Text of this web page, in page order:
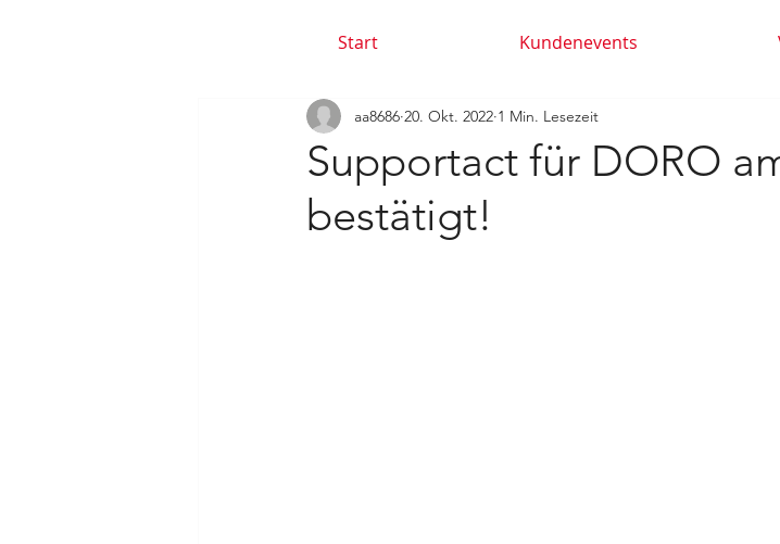
Start Kundenevents
Supportact für DORO
bestätigt!
aa8686 20. Okt. 2022 1 Min. Lesezeit